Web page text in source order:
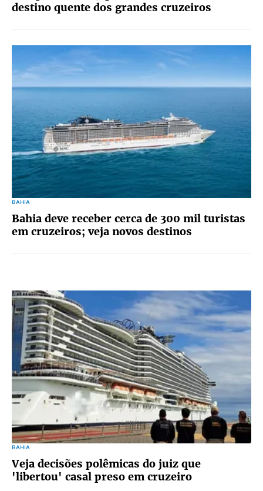
destino quente dos grandes cruzeiros
BAHIA
Bahia deve receber cerca de 300 mil turistas
em cruzeiros; veja novos destinos
BAHIA
Veja decisões polêmicas do juiz que
'libertou' casal preso em cruzeiro